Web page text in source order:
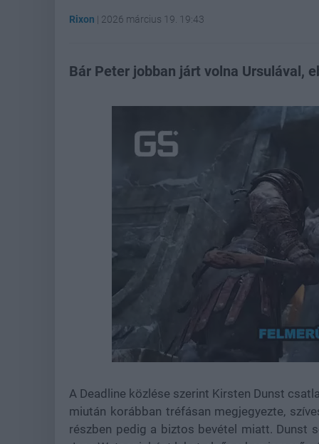
Rixon | 2026 március 19. 19:43
Bár Peter jobban járt volna Ursulával,
Unmute
38.88%
A Deadline közlése szerint Kirsten Dunst
miután korábban tréfásan megjegyezte,
részben pedig a biztos bevétel miatt. Dunst